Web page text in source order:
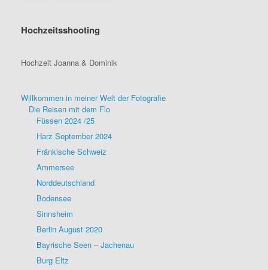
Hochzeitsshooting
Hochzeit Joanna & Dominik
Willkommen in meiner Welt der Fotografie
Die Reisen mit dem Flo
Füssen 2024 /25
Harz September 2024
Fränkische Schweiz
Ammersee
Norddeutschland
Bodensee
Sinnsheim
Berlin August 2020
Bayrische Seen – Jachenau
Burg Eltz